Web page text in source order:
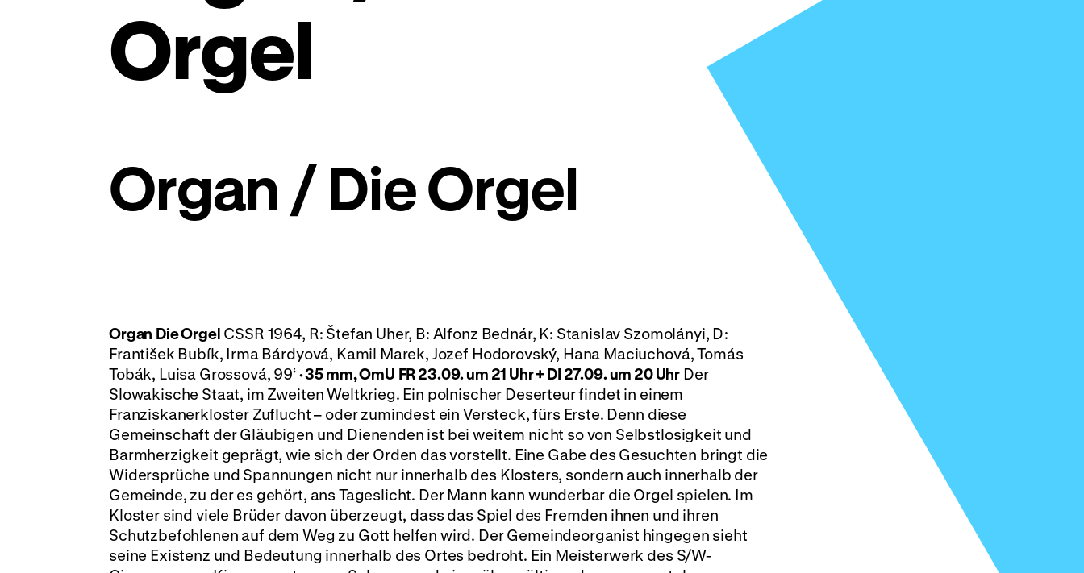
Orgel
Organ / Die Orgel
Organ Die Orgel CSSR 1964, R: Štefan Uher, B: Alfonz Bednár, K: Stanislav Szomolányi, D:
František Bubík, Irma Bárdyová, Kamil Marek, Jozef Hodorovský, Hana Maciuchová, Tomás
Tobák, Luisa Grossová, 99‘·35 mm, OmU FR 23.09. um 21 Uhr + DI 27.09. um 20 Uhr Der
Slowakische Staat, im Zweiten Weltkrieg. Ein polnischer Deserteur findet in einem
Franziskanerkloster Zuflucht – oder zumindest ein Versteck, fürs Erste. Denn diese
Gemeinschaft der Gläubigen und Dienenden ist bei weitem nicht so von Selbstlosigkeit und
Barmherzigkeit geprägt, wie sich der Orden das vorstellt. Eine Gabe des Gesuchten bringt die
Widersprüche und Spannungen nicht nur innerhalb des Klosters, sondern auch innerhalb der
Gemeinde, zu der es gehört, ans Tageslicht. Der Mann kann wunderbar die Orgel spielen. Im
Kloster sind viele Brüder davon überzeugt, dass das Spiel des Fremden ihnen und ihren
Schutzbefohlenen auf dem Weg zu Gott helfen wird. Der Gemeindeorganist hingegen sieht
seine Existenz und Bedeutung innerhalb des Ortes bedroht. Ein Meisterwerk des S/W-